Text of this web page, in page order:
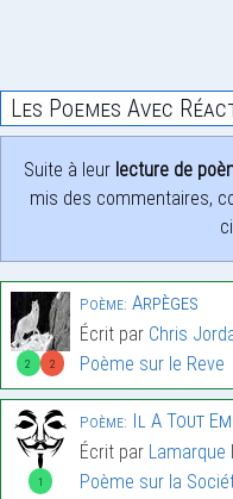
Les Poemes Avec
Suite à leur lecture de
mis des commentaires,
2 2
Poème: Arpèges
Écrit par Chris
Poème sur le Reve
1
Poème: Il A Tout
Écrit par Lamarque
Poème sur la